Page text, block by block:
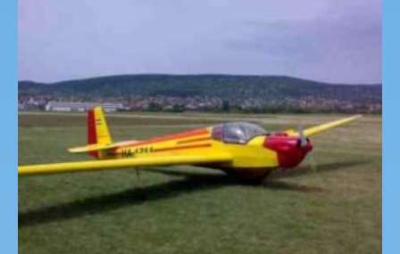
Movit Sétarepülés Budaörs BudapestAIR
25,000Ft